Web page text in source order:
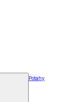
Potahy